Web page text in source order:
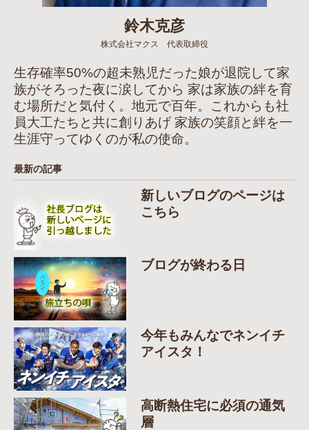
鈴木克彦
株式会社マクス 代表取締役
生存確率50%の超未熟児だった娘が退院して家
族がそろった夜に涙してから 家は家族の絆を育
む場所だと気付く。地元で百年。これからも社
員大工たちと共に創りあげ 家族の笑顔と絆を一
生涯守ってゆくのが私の使命。
最新の記事
新しいブログのページは
こちら
ブログが終わる日
今年もみんなでネンイチ
アイスタ！
高断熱住宅に必須の通気
層